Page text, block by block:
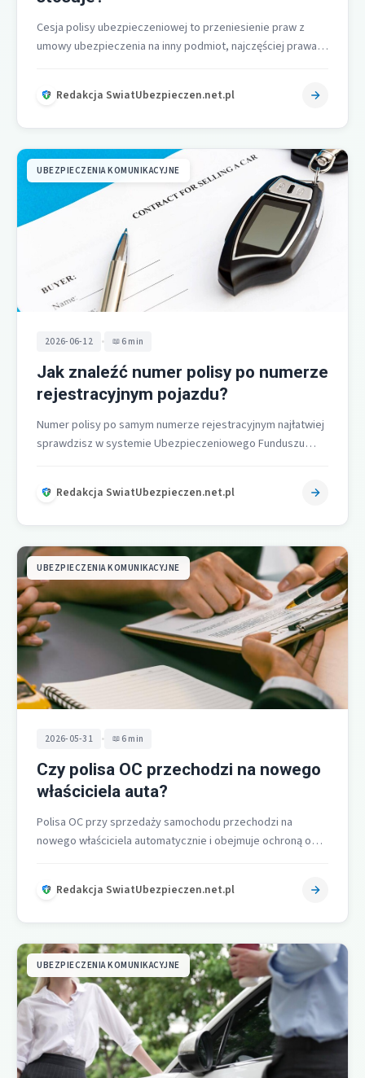
Cesja polisy ubezpieczeniowej to przeniesienie praw z
umowy ubezpieczenia na inny podmiot, najczęściej prawa
Redakcja SwiatUbezpieczen.net.pl
UBEZPIECZENIA KOMUNIKACYJNE
2026-06-12 • 6 min
Jak znaleźć numer polisy po numerze
rejestracyjnym pojazdu?
Numer polisy po samym numerze rejestracyjnym najłatwiej
sprawdzisz w systemie Ubezpieczeniowego Funduszu
Redakcja SwiatUbezpieczen.net.pl
UBEZPIECZENIA KOMUNIKACYJNE
2026-05-31 • 6 min
Czy polisa OC przechodzi na nowego
właściciela auta?
Polisa OC przy sprzedaży samochodu przechodzi na
nowego właściciela automatycznie i obejmuje ochroną od
Redakcja SwiatUbezpieczen.net.pl
UBEZPIECZENIA KOMUNIKACYJNE